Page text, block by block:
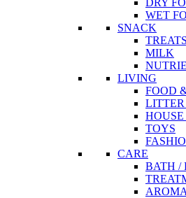
WET
SNACK
TREATS
MILK
LIVING
FOOD
TOYS
CARE
BATH /